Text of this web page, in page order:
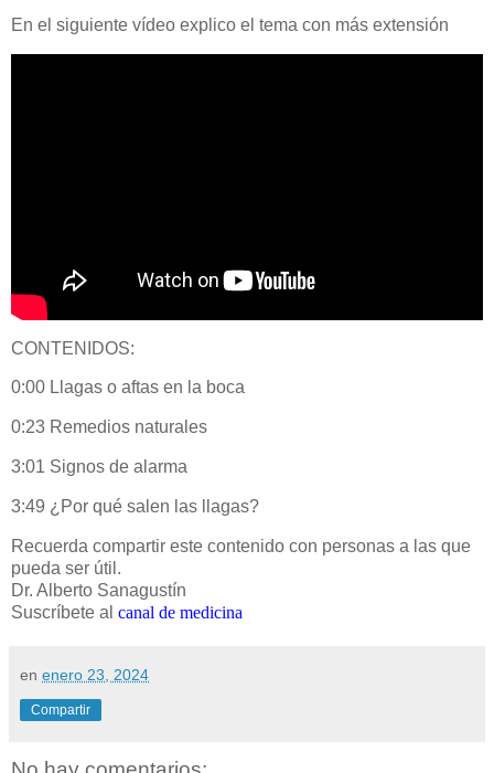
En el siguiente vídeo explico el tema con más extensión
CONTENIDOS:
0:00 Llagas o aftas en la boca
0:23 Remedios naturales
3:01 Signos de alarma
3:49 ¿Por qué salen las llagas?
Recuerda compartir este contenido con personas a las que
pueda ser útil.
Dr. Alberto Sanagustín
Suscríbete al canal de medicina
en enero 23, 2024
Compartir